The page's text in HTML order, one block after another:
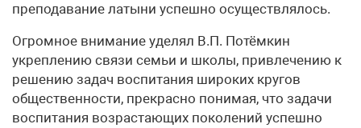
преподавание латыни успешно осуществлялось.
Огромное внимание уделял В.П. Потёмкин
укреплению связи семьи и школы, привлечению к
решению задач воспитания широких кругов
общественности, прекрасно понимая, что задачи
воспитания возрастающих поколений успешно